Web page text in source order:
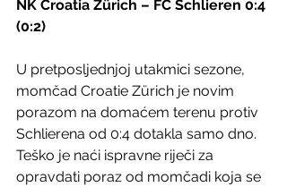
NK Croatia Zürich – FC Schlieren 0:4
(0:2)
U pretposljednjoj utakmici sezone,
momčad Croatie Zürich je novim
porazom na domaćem terenu protiv
Schlierena od 0:4 dotakla samo dno.
Teško je naći ispravne riječi za
opravdati poraz od momčadi koja se